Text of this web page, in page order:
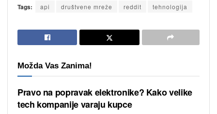
Tags: api društvene mreže reddit tehnologija
Možda Vas Zanima!
Pravo na popravak elektronike? Kako velike
tech kompanije varaju kupce